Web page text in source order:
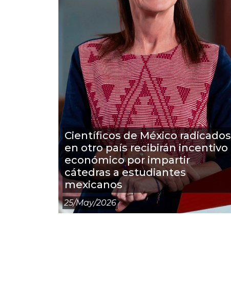
Científicos de México radicados
en otro país recibirán incentivo
económico por impartir
cátedras a estudiantes
mexicanos
25/may/2026